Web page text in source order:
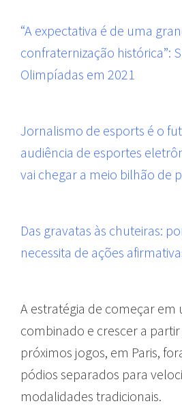
“A expectativa é de uma
confraternização histórica”:
Olimpíadas em 2021
Jornalismo de esports é o
audiência de esportes
vai chegar a meio bilhão de
Das gravatas às chuteiras:
necessita de ações
A estratégia de começar
combinado e crescer a
próximos jogos, em Paris,
pódios separados para
modalidades tradicionais.